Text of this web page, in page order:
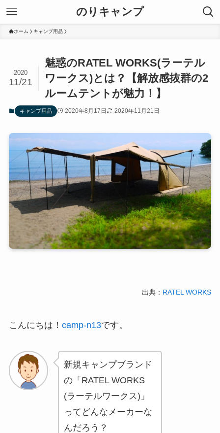
のりキャンプ
ホーム キャンプ用品
魅惑のRATEL WORKS(ラーテル
ワークス)とは？【解放感抜群の2
ルームテントが魅力！】
2020
11/21
キャンプ用品 2020年8月17日 2020年11月21日
出典： RATEL WORKS
こんにちは！ camp-n13です。
新規キャンプブランド
の「RATEL WORKS
(ラーテルワークス)」
ってどんなメーカーな
んだろう？